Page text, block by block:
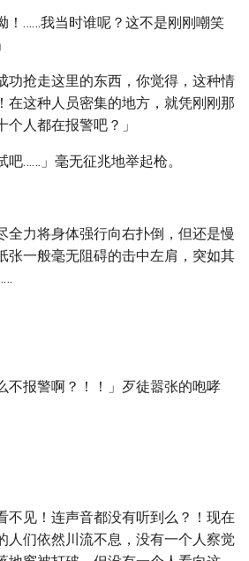
！……我当时谁呢？这不是刚刚嘲笑
功抢走这里的东西，你觉得，这种情
在这种人员密集的地方，就凭刚刚那
人都在报警吧？」
吧……」毫无征兆地举起枪。
全力将身体强行向右扑倒，但还是慢
张一般毫无阻碍的击中左肩，突如其
不报警啊？！！」歹徒嚣张的咆哮
不见！连声音都没有听到么？！现在
人们依然川流不息，没有一个人察觉